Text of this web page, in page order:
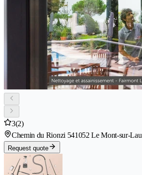
3(2)
Chemin du Rionzi 541052 Le Mont-sur-
Request quote